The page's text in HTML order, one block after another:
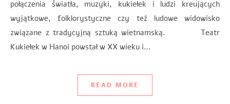
połączenia światła, muzyki, kukiełek i ludzi kreujących
wyjątkowe, folklorystyczne czy też ludowe widowisko
związane z tradycyjną sztuką wietnamską. Teatr
Kukiełek w Hanoi powstał w XX wieku i…
READ MORE